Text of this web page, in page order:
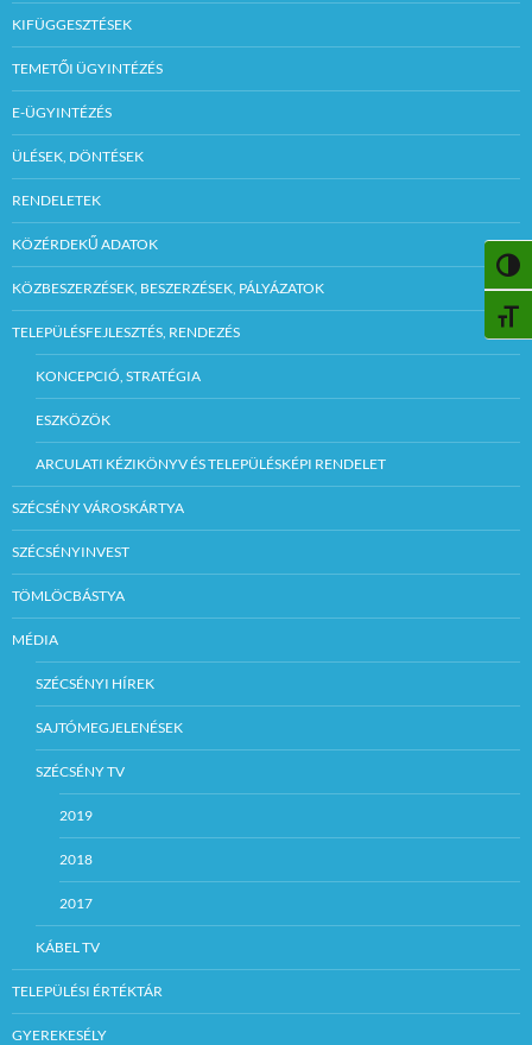
KIFÜGGESZTÉSEK
TEMETŐI ÜGYINTÉZÉS
E-ÜGYINTÉZÉS
ÜLÉSEK, DÖNTÉSEK
RENDELETEK
KÖZÉRDEKŰ ADATOK
KÖZBESZERZÉSEK, BESZERZÉSEK, PÁLYÁZATOK
TELEPÜLÉSFEJLESZTÉS, RENDEZÉS
KONCEPCIÓ, STRATÉGIA
ESZKÖZÖK
ARCULATI KÉZIKÖNYV ÉS TELEPÜLÉSKÉPI RENDELET
SZÉCSÉNY VÁROSKÁRTYA
SZÉCSÉNYINVEST
TÖMLÖCBÁSTYA
MÉDIA
SZÉCSÉNYI HÍREK
SAJTÓMEGJELENÉSEK
SZÉCSÉNY TV
2019
2018
2017
KÁBEL TV
TELEPÜLÉSI ÉRTÉKTÁR
GYEREKESÉLY